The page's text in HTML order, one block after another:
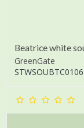
Beatrice white
GreenGate
STWSOUBTC0106